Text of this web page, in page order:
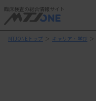
臨床検査の総合情報サイト
MTJONEトップ ＞ キャリア・学び ＞